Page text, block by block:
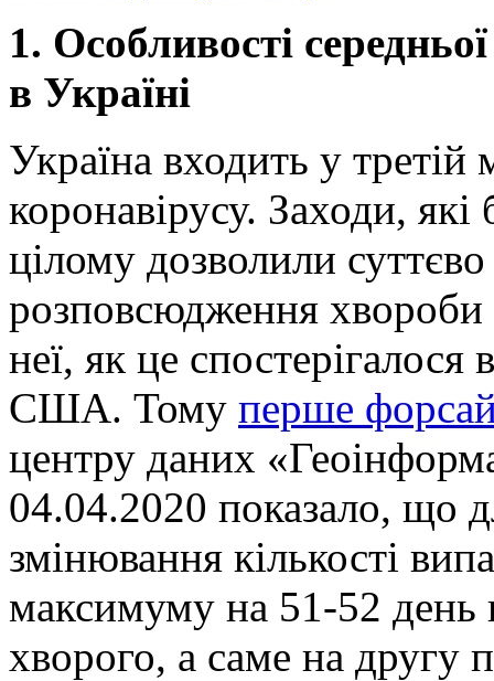
1. Особливості
в Україні
Україна входить у
коронавірусу. Заходи,
цілому дозволили
розповсюдження хвороби
неї, як це
США. Тому перше
центру даних
04.04.2020 показало, що
змінювання кількості
максимуму на 51-52 день
хворого, а саме на другу